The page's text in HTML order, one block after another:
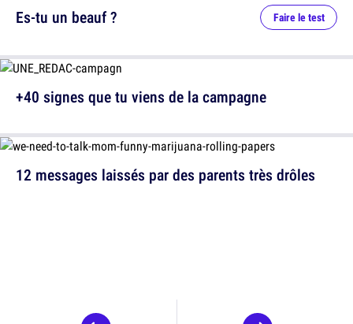
12 messages laissés par des parents très drôles
Es-tu un beauf ? Faire le test
+40 signes que tu viens de la campagne